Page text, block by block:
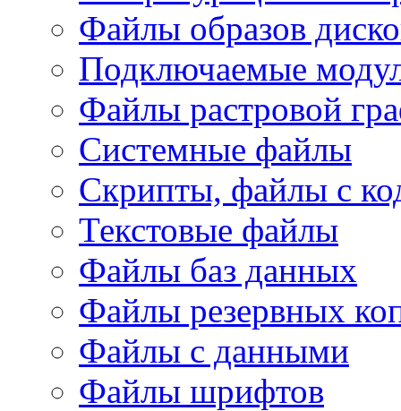
Файлы образов
Подключаемые
Файлы растровой
Системные файлы
Скрипты, файлы с
Текстовые файлы
Файлы баз данных
Файлы резервных
Файлы с данными
Файлы шрифтов